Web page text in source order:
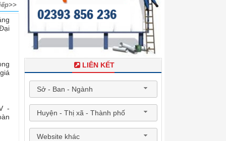
-
LIÊN KẾT
Sở - Ban - Ngành
Huyện - Thị xã - Thành phố
Website khác